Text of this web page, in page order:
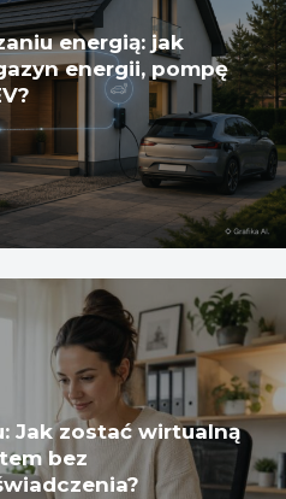
energią: jak
energii, pompę
Jak zostać wirtualną
bez